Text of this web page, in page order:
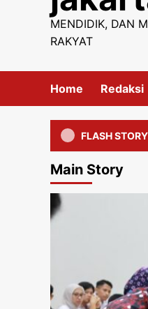
MENDIDIK, DAN
RAKYAT
Home Redaksi
FLASH STORY
nilai edukatif yang
Main Story